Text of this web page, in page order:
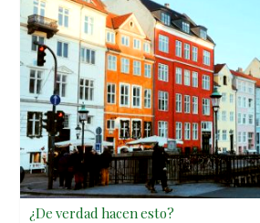
¿De verdad hacen esto?